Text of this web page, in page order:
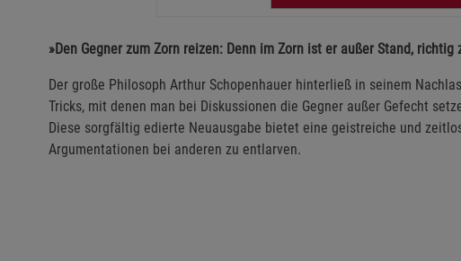
»Den Gegner zum Zorn reizen: Denn im Zorn ist er außer Stand,
Der große Philosoph Arthur Schopenhauer hinterließ in seinem
Tricks, mit denen man bei Diskussionen die Gegner außer Gefecht
Diese sorgfältig edierte Neuausgabe bietet eine geistreiche und
Argumentationen bei anderen zu entlarven.